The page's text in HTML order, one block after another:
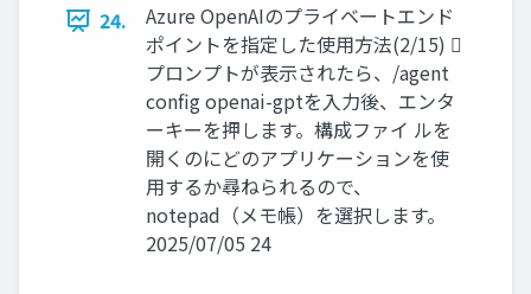
24.
Azure OpenAIのプライベートエンド
ポイントを指定した使用方法(2/15) 
プロンプトが表示されたら、/agent
config openai-gptを入力後、エンタ
ーキーを押します。構成ファイ ルを
開くのにどのアプリケーションを使
用するか尋ねられるので、
notepad（メモ帳）を選択します。
2025/07/05 24